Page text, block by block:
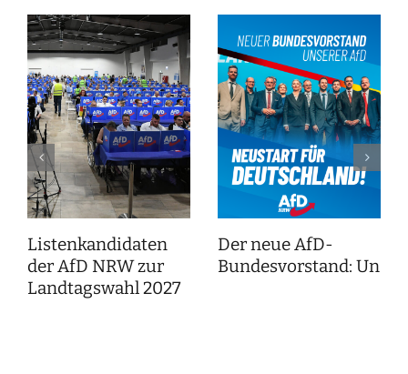
Listenkandidaten
der AfD NRW zur
Landtagswahl 2027
Der neue AfD-
Bundesvorstand: